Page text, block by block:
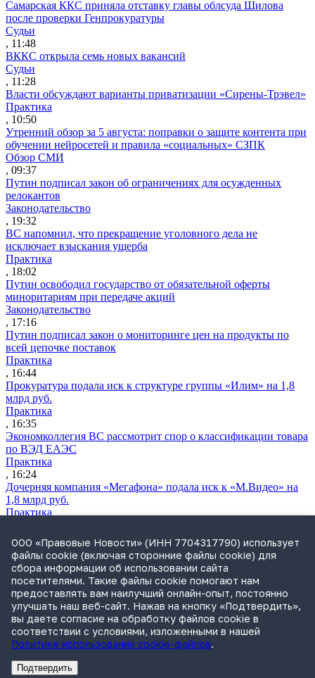
Самарская ККС приняла отставку главы облсуда Шилова
после проверки Генпрокуратуры
Судьи
, 11:48
ВККС открыла семь новых вакансий
Судьи
, 11:28
Власти обсуждают варианты приватизации «Сирены-Трэвел»
Практика
, 10:50
Утренний обзор за 5 августа: поправки о защите контента при
обучении нейросетей и правила «социальных» СЗПК
Обзор СМИ
, 09:37
Путин подписал закон об ограничениях для осужденных
релокантов
Законодательство
, 19:32
ВС напомнил, что прекращение уголовного дела не
исключает взыскания ущерба
Практика
, 18:02
Путин освободил государство от обязательной оферты
миноритариям при передаче акций
Законодательство
, 17:16
Путин подписал закон о мониторинге цен на продукты по
всей цепочке поставок
Практика
, 16:44
Прокуратура подала иск к структуре группы «Илим» на 1,8
млрд руб.
Практика
, 16:35
Экономколлегия ВС рассмотрит спор о классификации товара
по ВЭД ЕАЭС
Практика
, 16:24
Дочерняя компания «Мегафона» подала иск к «М.Видео» на
1,8 млрд руб.
Практика
СИП проверит отмену патента на систему управления
устройствами после возражений «Яндекса»
Практика
, 15:17
Суды 10 стран рассматривают иски российской «дочки»
Google о возврате дивидендов
Международная практика
, 14:09
РекламаАдвокатское бюро Санкт-Петербурга «Вертикаль» ИНН 7841290773
ООО «Правовые Новости» (ИНН 7704317790) использует
файлы cookie (включая сторонние файлы cookie) для
сбора информации об использовании сайта
посетителями. Такие файлы cookie помогают нам
предоставлять вам наилучший онлайн-опыт, постоянно
улучшать наш веб-сайт. Нажав на кнопку «Подтвердить»,
вы даете согласие на обработку файлов cookie в
соответствии с условиями, изложенными в нашей
Политике использования cookie-файлов.
Подтвердить